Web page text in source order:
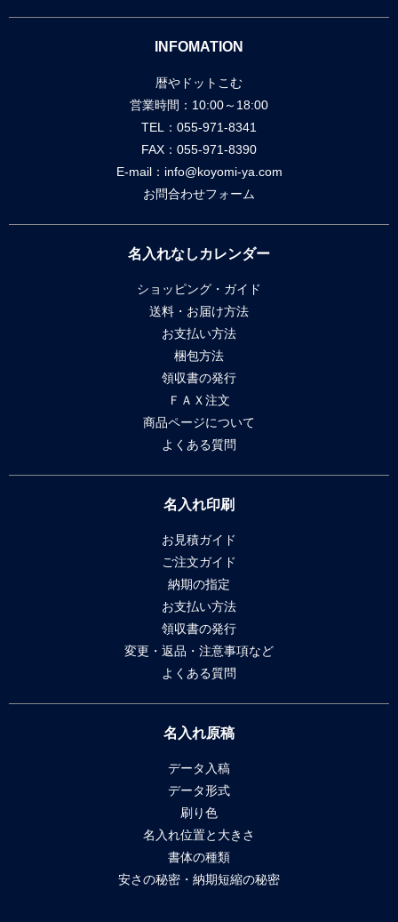
INFOMATION
暦やドットこむ
営業時間：10:00～18:00
TEL：055-971-8341
FAX：055-971-8390
E-mail： info@koyomi-ya.com
お問合わせフォーム
名入れなしカレンダー
ショッピング・ガイド
送料・お届け方法
お支払い方法
梱包方法
領収書の発行
ＦＡＸ注文
商品ページについて
よくある質問
名入れ印刷
お見積ガイド
ご注文ガイド
納期の指定
お支払い方法
領収書の発行
変更・返品・注意事項など
よくある質問
名入れ原稿
データ入稿
データ形式
刷り色
名入れ位置と大きさ
書体の種類
安さの秘密・納期短縮の秘密